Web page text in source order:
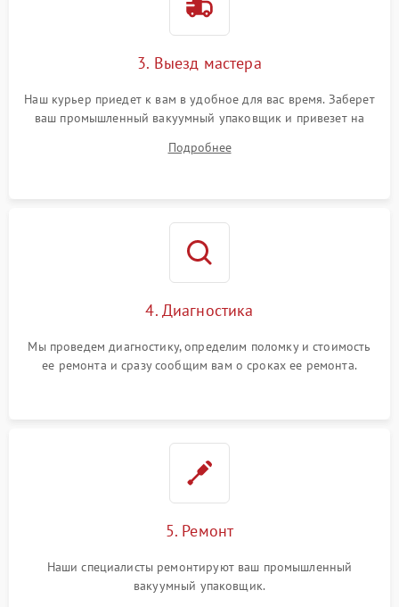
3. Выезд мастера
Наш курьер приедет к вам в удобное для вас время. Заберет
ваш промышленный вакуумный упаковщик и привезет на
Подробнее
4. Диагностика
Мы проведем диагностику, определим поломку и стоимость
ее ремонта и сразу сообщим вам о сроках ее ремонта.
5. Ремонт
Наши специалисты ремонтируют ваш промышленный
вакуумный упаковщик.